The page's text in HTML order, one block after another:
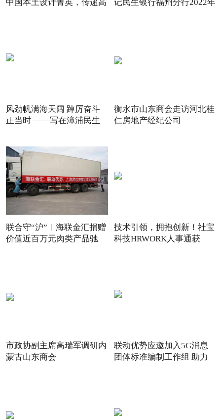
中国本土设计菁英，传递高 记民生银行福州分行2022年
风劲帆满海天阔 踔厉奋斗
正当时 ——写在漳浦民生
衡水市山东商会走访河北桂
仁房地产经纪公司
联合守“沪”︱海联金汇捐赠
价值近百万元肉类产品驰
技术引领，拥抱创新！社宝
科技HRWORK人事通获
市政协副主席高瑞军调研内
蒙古山东商会
联动优势应邀加入5G消息
团体标准编制工作组 助力